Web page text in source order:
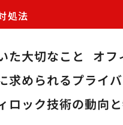
処法
た大切なこと
オフ
求められるプライ
ロック技術の動向